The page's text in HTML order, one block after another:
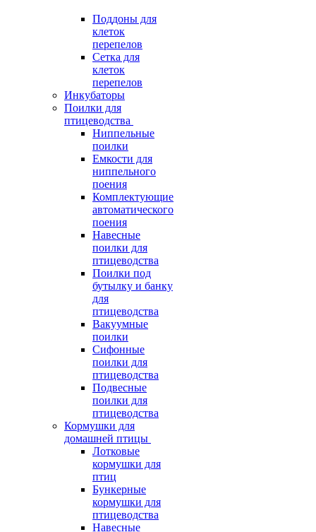
Поддоны для
клеток
перепелов
Сетка для
клеток
перепелов
Инкубаторы
Поилки для
птицеводства
Ниппельные
поилки
Емкости для
ниппельного
поения
Комплектующие
автоматического
поения
Навесные
поилки для
птицеводства
Поилки под
бутылку и банку
для
птицеводства
Вакуумные
поилки
Сифонные
поилки для
птицеводства
Подвесные
поилки для
птицеводства
Кормушки для
домашней птицы
Лотковые
кормушки для
птиц
Бункерные
кормушки для
птицеводства
Навесные